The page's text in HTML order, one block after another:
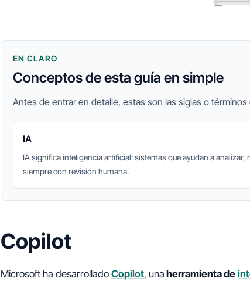
EN CLARO
Conceptos de esta guía en simple
Antes de entrar en detalle, estas son las siglas o
IA
IA significa inteligencia artificial: sistemas que ayudan a
siempre con revisión humana.
Copilot
Microsoft ha desarrollado Copilot, una herramienta de